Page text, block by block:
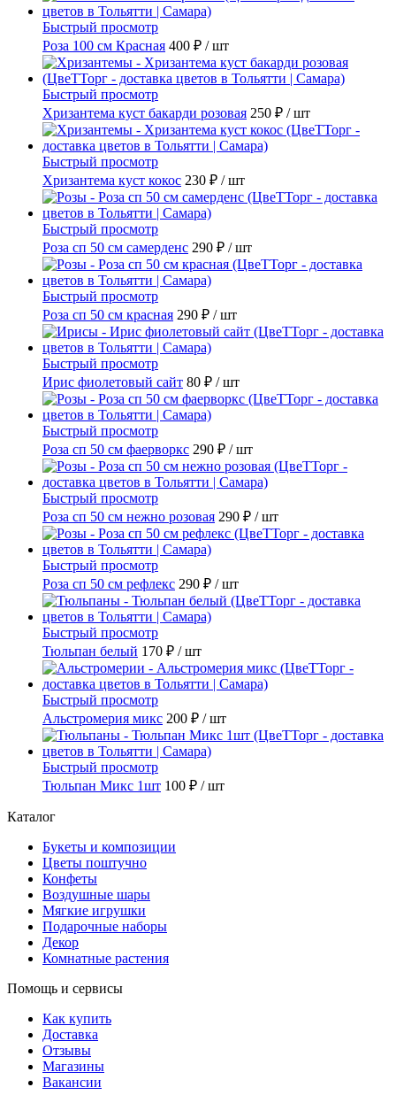
Быстрый просмотр
Роза 100 см Красная 400 ₽ / шт
Быстрый просмотр
Хризантема куст бакарди розовая 250 ₽ / шт
Быстрый просмотр
Хризантема куст кокос 230 ₽ / шт
Быстрый просмотр
Роза сп 50 см самерденс 290 ₽ / шт
Быстрый просмотр
Роза сп 50 см красная 290 ₽ / шт
Быстрый просмотр
Ирис фиолетовый сайт 80 ₽ / шт
Быстрый просмотр
Роза сп 50 см фаерворкс 290 ₽ / шт
Быстрый просмотр
Роза сп 50 см нежно розовая 290 ₽ / шт
Быстрый просмотр
Роза сп 50 см рефлекс 290 ₽ / шт
Быстрый просмотр
Тюльпан белый 170 ₽ / шт
Быстрый просмотр
Альстромерия микс 200 ₽ / шт
Быстрый просмотр
Тюльпан Микс 1шт 100 ₽ / шт
Каталог
Букеты и композиции
Цветы поштучно
Конфеты
Воздушные шары
Мягкие игрушки
Подарочные наборы
Декор
Комнатные растения
Помощь и сервисы
Как купить
Доставка
Отзывы
Магазины
Вакансии